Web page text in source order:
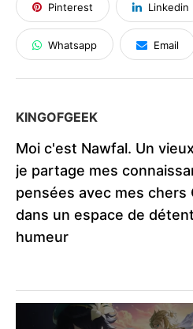
Pinterest Linkedin
Whatsapp Email
KINGOFGEEK
Moi c'est Nawfal. Un
je partage mes
pensées avec mes chers
dans un espace de
humeur